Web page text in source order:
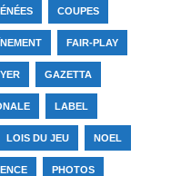
COUPES
FAIR-PLAY
GAZETTA
LABEL
LOIS DU JEU NOEL
PHOTOS